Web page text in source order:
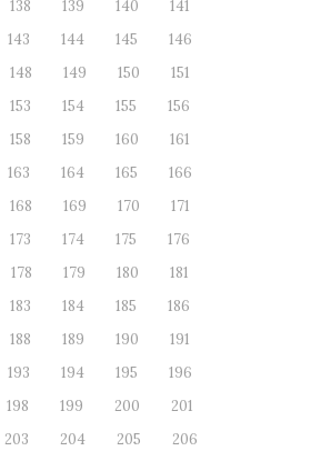
138 139 140
141
143 144 145
146
148 149 150
151
153 154 155
156
158 159 160
161
163 164 165
166
168 169 170
171
173 174 175
176
178 179 180
181
183 184 185
186
188 189 190
191
193 194 195
196
198 199 200
201
203 204 205
206